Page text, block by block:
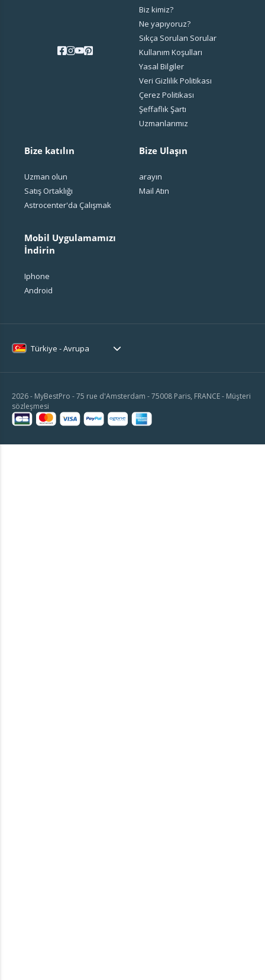
Biz kimiz?
Ne yapıyoruz?
Sıkça Sorulan Sorular
Kullanım Koşulları
Yasal Bilgiler
Veri Gizlilik Politikası
Çerez Politikası
Şeffaflık Şartı
Uzmanlarımız
Bize katılın
Uzman olun
Satış Ortaklığı
Astrocenter'da Çalışmak
Mobil Uygulamamızı
İndirin
Iphone
Android
Bize Ulaşın
arayın
Mail Atın
Türkiye - Avrupa
2026 - MyBestPro - 75 rue d'Amsterdam - 75008 Paris, FRANCE - Müşteri
sözleşmesi